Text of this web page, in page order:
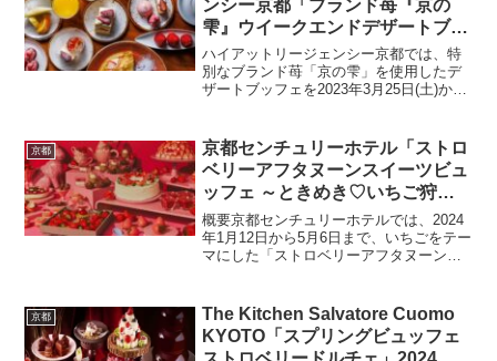
ンシー京都「ブランド苺『京の
雫』ウイークエンドデザートブッ
フェ」2023年3月25日(土)～5月
21日(日) ※土日祝限定
ハイアットリージェンシー京都では、特
別なブランド苺「京の雫」を使用したデ
ザートブッフェを2023年3月25日(土)から
フェ 33」にて、渋谷農園から届く新鮮な
苺を...
京都
京都センチュリーホテル「ストロ
ベリーアフタヌーンスイーツビュ
ッフェ ～ときめき♡いちご狩り
～」2024年1月12日から5月6日ま
で
概要京都センチュリーホテルでは、2024
年1月12日から5月6日まで、いちごをテー
マにした「ストロベリーアフタヌーンス
ュッフェは、JR京都駅中央口から徒歩2
分のアクセ...
京都
The Kitchen Salvatore Cuomo
KYOTO「スプリングビュッフェ